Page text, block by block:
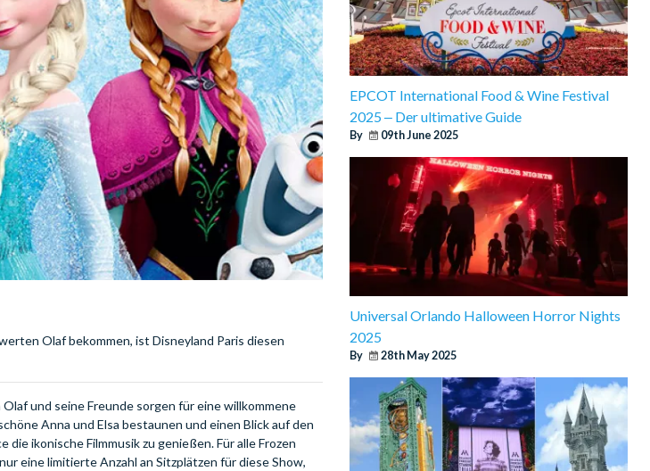
Olaf bekommen, ist Disneyland Paris diesen
und seine Freunde sorgen für eine willkommene
Anna und Elsa bestaunen und einen Blick auf den
ikonische Filmmusik zu genießen. Für alle Frozen
eine limitierte Anzahl an Sitzplätzen für diese Show,
EPCOT International Food & Wine Festival
2025 ‒ Der ultimative Guide
By 09th June 2025
Universal Orlando Halloween Horror Nights
2025
By 28th May 2025